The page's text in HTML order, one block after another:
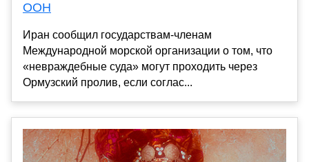
ООН
Иран сообщил государствам-членам
Международной морской организации о том, что
«невраждебные суда» могут проходить через
Ормузский пролив, если соглас...